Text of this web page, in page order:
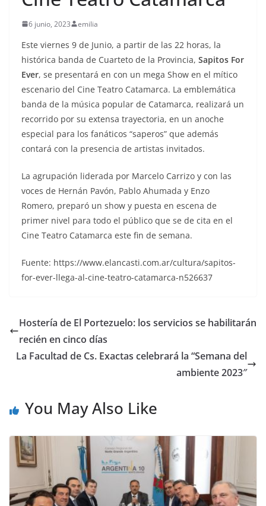
6 junio, 2023 emilia
Este viernes 9 de Junio, a partir de las 22 horas, la
histórica banda de Cuarteto de la Provincia, Sapitos For
Ever, se presentará en con un mega Show en el mítico
escenario del Cine Teatro Catamarca. La emblemática
banda de la música popular de Catamarca, realizará un
recorrido por su extensa trayectoria, en un anoche
especial para los fanáticos “saperos” que además
contará con la presencia de artistas invitados.
La agrupación liderada por Marcelo Carrizo y con las
voces de Hernán Pavón, Pablo Ahumada y Enzo
Romero, preparó un show y puesta en escena de
primer nivel para todo el público que se de cita en el
Cine Teatro Catamarca este fin de semana.
Fuente: https://www.elancasti.com.ar/cultura/sapitos-
for-ever-llega-al-cine-teatro-catamarca-n526637
Hostería de El Portezuelo: los servicios se habilitarán
recién en cinco días
La Facultad de Cs. Exactas celebrará la “Semana del
ambiente 2023″
You May Also Like